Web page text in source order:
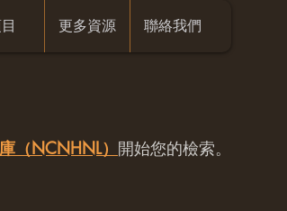
更多資源 聯絡我們
（NCNHNL） 開始您的檢索。